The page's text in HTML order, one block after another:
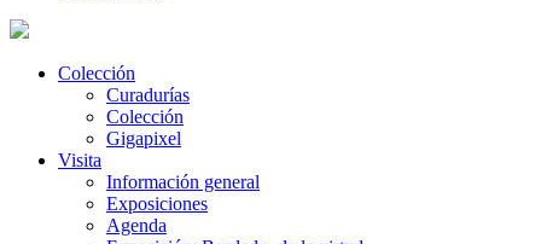
Colección
Curadurías
Colección
Gigapixel
Visita
Información general
Exposiciones
Agenda